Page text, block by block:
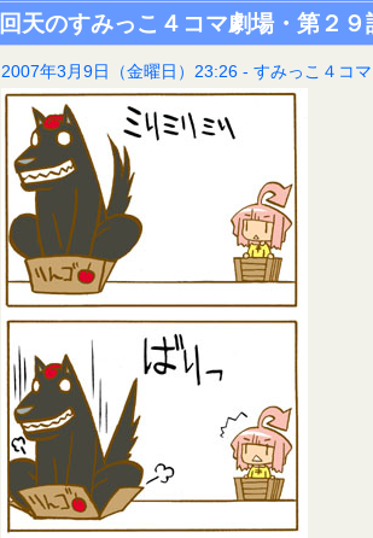
回天のすみっこ４コマ劇場・第２
2007年3月9日（金曜日）23:26 - すみっこ４コマ